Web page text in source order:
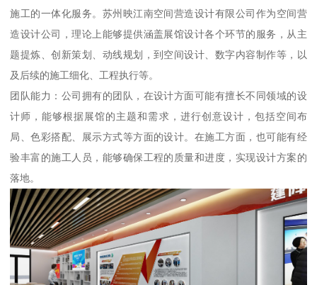
施工的一体化服务。苏州映江南空间营造设计有限公司作为空间营
造设计公司，理论上能够提供涵盖展馆设计各个环节的服务，从主
题提炼、创新策划、动线规划，到空间设计、数字内容制作等，以
及后续的施工细化、工程执行等。
团队能力：公司拥有的团队，在设计方面可能有擅长不同领域的设
计师，能够根据展馆的主题和需求，进行创意设计，包括空间布
局、色彩搭配、展示方式等方面的设计。在施工方面，也可能有经
验丰富的施工人员，能够确保工程的质量和进度，实现设计方案的
落地。